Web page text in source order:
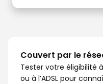
Couvert par le
Tester votre éligibilité
ou à l’ADSL pour